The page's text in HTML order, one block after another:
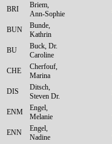
BRI
Briem,
Ann-Sophie
BUN
Bunde,
Kathrin
BU
Buck, Dr.
Caroline
CHE
Cherfouf,
Marina
DIS
Ditsch,
Steven Dr.
ENM
Engel,
Melanie
ENN
Engel,
Nadine